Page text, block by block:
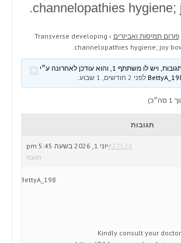
channelopathies hygiene;
פורום תמיסות ואביזרים ›
Transverse developing
channelopathies hygiene; joy
לפני 2 חודשים, 1 שבוע .
תגובות
יוני 1, 2026 בשעה 5:45 pm#27526
תגובה
BettyA_198
Kindly consult your